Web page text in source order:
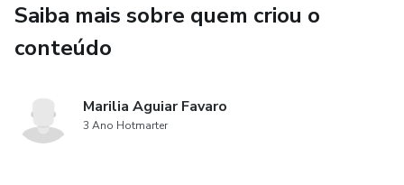
Saiba mais sobre quem criou o
conteúdo
Marilia Aguiar Favaro
3 Ano Hotmarter